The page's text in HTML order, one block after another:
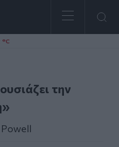
°C
την
Powell